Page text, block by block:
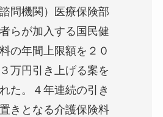
問機関）医療保険部
らが加入する国民健
の年間上限額を２０
万円引き上げる案を
た。４年連続の引き
きとなる介護保険料